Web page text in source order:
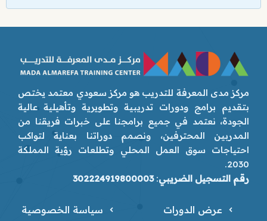
مركز مدى المعرفة للتدريب هو مركز سعودي معتمد يختص
بتقديم برامج ودورات تدريبية وتطويرية وتأهيلية عالية
الجودة، نعتمد في جميع برامجنا على خبرات فريقنا من
المدربين المحترفين، ونصمم دوراتنا بعناية لتواكب
احتياجات سوق العمل المحلي وتطلعات رؤية المملكة
2030.
رقم التسجيل الضريبي:
302224919800003
عرض الدورات
سياسة الخصوصية